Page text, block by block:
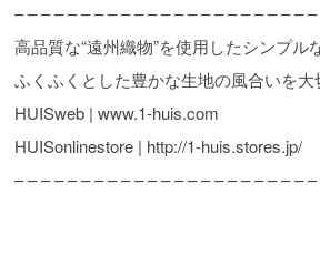
– – – – – – – – – – – – – – – – – – – – – –
高品質な“遠州織物”を使用したシンプル
ふくふくとした豊かな生地の風合いを大
HUISweb | www.1-huis.com
HUISonlinestore | http://1-huis.stores.jp/
– – – – – – – – – – – – – – – – – – – – – –